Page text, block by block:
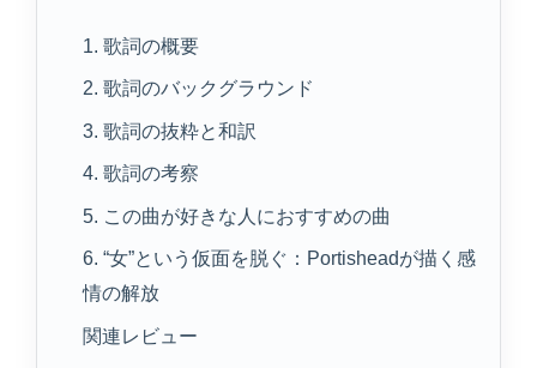
1. 歌詞の概要
2. 歌詞のバックグラウンド
3. 歌詞の抜粋と和訳
4. 歌詞の考察
5. この曲が好きな人におすすめの曲
6. “女”という仮面を脱ぐ：Portisheadが描く感
情の解放
関連レビュー